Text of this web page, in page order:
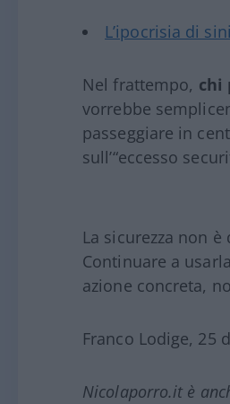
L’ipocrisia di
Nel frattempo, chi
vorrebbe
passeggiare in
sull’“eccesso
La sicurezza non
Continuare a
azione concreta,
Franco Lodige, 25
Nicolaporro.it è